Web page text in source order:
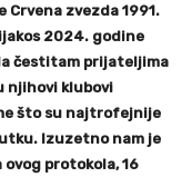
zvezda 1991.
2024. godine
čestitam prijateljima
njihovi klubovi
što su najtrofejnije
Izuzetno nam je
protokola, 16